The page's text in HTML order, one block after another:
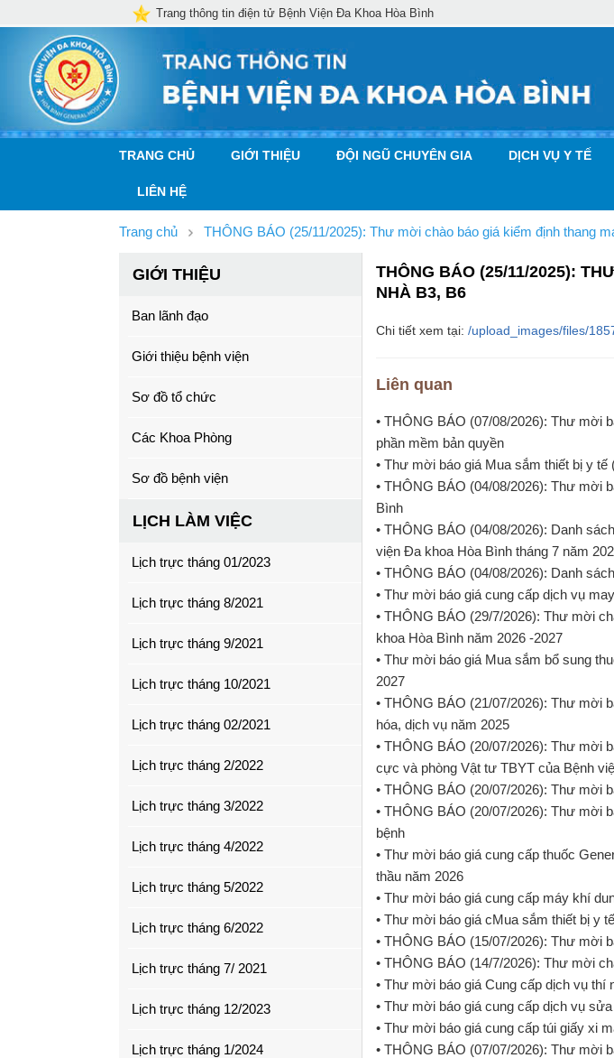
Trang thông tin điện tử Bệnh Viện Đa Khoa Hòa Bình
TRANG CHỦ GIỚI THIỆU ĐỘI NGŨ CHUYÊN GIA DỊCH VỤ Y TẾ
LIÊN HỆ
Trang chủ THÔNG BÁO (25/11/2025): Thư mời chào báo giá kiểm định thang
GIỚI THIỆU
Ban lãnh đạo
Giới thiệu bệnh viện
Sơ đồ tổ chức
Các Khoa Phòng
Sơ đồ bệnh viện
LỊCH LÀM VIỆC
Lịch trực tháng 01/2023
Lịch trực tháng 8/2021
Lịch trực tháng 9/2021
Lịch trực tháng 10/2021
Lịch trực tháng 02/2021
Lịch trực tháng 2/2022
Lịch trực tháng 3/2022
Lịch trực tháng 4/2022
Lịch trực tháng 5/2022
Lịch trực tháng 6/2022
Lịch trực tháng 7/ 2021
Lịch trực tháng 12/2023
Lịch trực tháng 1/2024
THÔNG BÁO (25/11/2025):
NHÀ B3, B6
Chi tiết xem tại: /upload_images/files/
Liên quan
• THÔNG BÁO (07/08/2026): Thư mời
phần mềm bản quyền
• Thư mời báo giá Mua sắm thiết bị y
• THÔNG BÁO (04/08/2026): Thư mời
Bình
• THÔNG BÁO (04/08/2026): Danh
viện Đa khoa Hòa Bình tháng 7 năm
• THÔNG BÁO (04/08/2026): Danh
• Thư mời báo giá cung cấp dịch vụ
• THÔNG BÁO (29/7/2026): Thư mời
khoa Hòa Bình năm 2026 -2027
• Thư mời báo giá Mua sắm bổ sung
2027
• THÔNG BÁO (21/07/2026): Thư mời
hóa, dịch vụ năm 2025
• THÔNG BÁO (20/07/2026): Thư mời
cực và phòng Vật tư TBYT của Bệnh
• THÔNG BÁO (20/07/2026): Thư mời
• THÔNG BÁO (20/07/2026): Thư mời
bệnh
• Thư mời báo giá cung cấp thuốc
thầu năm 2026
• Thư mời báo giá cung cấp máy khí
• Thư mời báo giá cMua sắm thiết bị y
• THÔNG BÁO (15/07/2026): Thư mời
• THÔNG BÁO (14/7/2026): Thư mời
• Thư mời báo giá Cung cấp dịch vụ thí
• Thư mời báo giá cung cấp dịch vụ
• Thư mời báo giá cung cấp túi giấy xi
• THÔNG BÁO (07/07/2026): Thư mời